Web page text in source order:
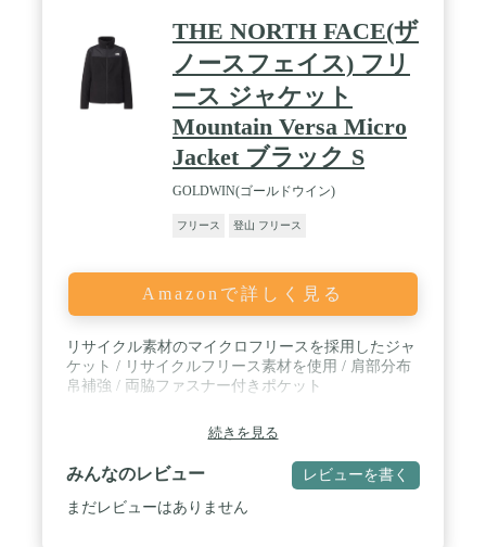
THE NORTH FACE(ザ
ノースフェイス) フリ
ース ジャケット
Mountain Versa Micro
Jacket ブラック S
GOLDWIN(ゴールドウイン)
フリース 登山 フリース
Amazonで詳しく見る
リサイクル素材のマイクロフリースを採用したジャ
ケット / リサイクルフリース素材を使用 / 肩部分布
帛補強 / 両脇ファスナー付きポケット
続きを見る
みんなのレビュー レビューを書く
まだレビューはありません